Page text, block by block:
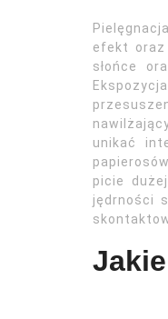
efekt oraz
słońce
unikać
picie
jędrności